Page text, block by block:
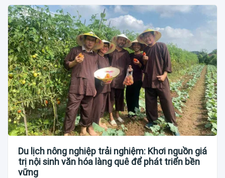
Du lịch nông nghiệp trải nghiệm: Khơi nguồn giá
trị nội sinh văn hóa làng quê để phát triển bền
vững